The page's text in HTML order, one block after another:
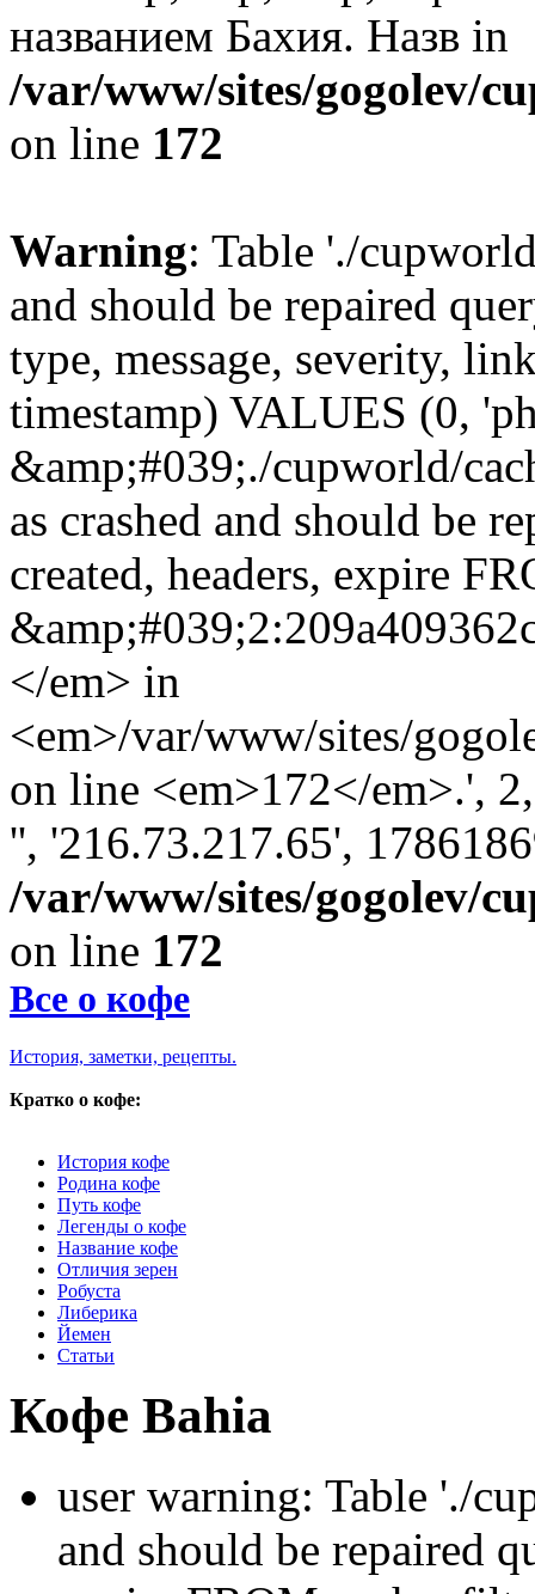
названием Бахия. Назв in
/var/www/sites/gogolev/
on line 172
Warning: Table './
and should be repaired
type, message, severity,
timestamp) VALUES (0,
&amp;#039;./cupworld/
as crashed and should be
created, headers, expire
</em> in
<em>/var/www/sites/
on line <em>172</em>.',
'', '216.73.217.65',
/var/www/sites/gogolev/
on line 172
Все о кофе
История, заметки, рецепты.
Кратко о кофе:
История кофе
Родина кофе
Путь кофе
Легенды о кофе
Название кофе
Отличия зерен
Робуста
Либерика
Йемен
Статьи
Кофе Bahia
user warning: Table './
and should be repaired